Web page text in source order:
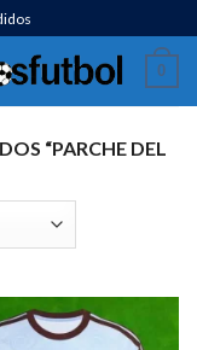
0
“PARCHE DEL